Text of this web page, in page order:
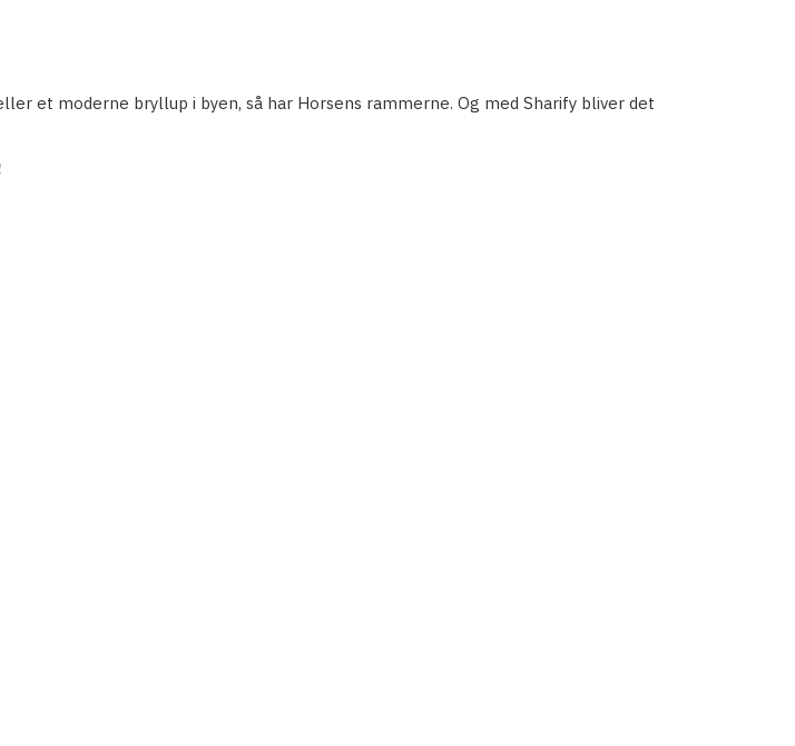
et moderne bryllup i byen, så har Horsens rammerne. Og med Sharify bliver det